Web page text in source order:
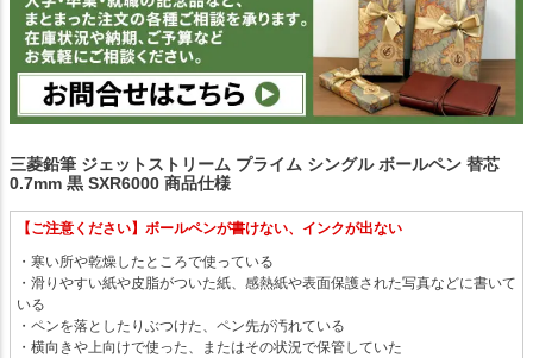
三菱鉛筆 ジェットストリーム プライム シングル ボールペン 替芯
0.7mm 黒 SXR6000 商品仕様
【ご注意ください】ボールペンが書けない、インクが出ない
・寒い所や乾燥したところで使っている
・滑りやすい紙や皮脂がついた紙、感熱紙や表面保護された写真などに書いて
いる
・ペンを落としたりぶつけた、ペン先が汚れている
・横向きや上向けで使った、またはその状況で保管していた